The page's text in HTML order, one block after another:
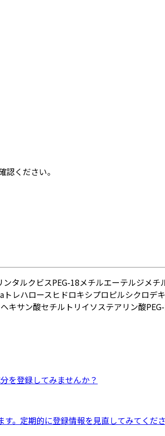
ください。
ンタルク ビスPEG-18メチルエーテルジメチ
トレハロースヒドロキシプロピルシクロデ
キサン酸セチル トリイソステアリン酸
を登録してみませんか？
。定期的に登録情報を見直してみてくださ